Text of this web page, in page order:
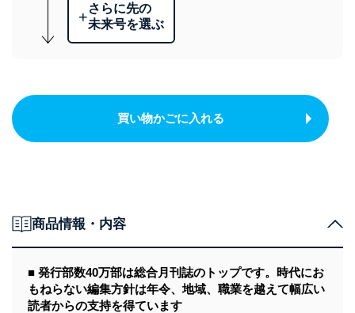
+さらに先の
未来号を選ぶ
買い物かごに入れる
商品情報・内容
■ 発行部数40万部は総合月刊誌のトップです。時代にお
もねらない編集方針は年令、地域、職業を越えて幅広い
読者からの支持を得ています